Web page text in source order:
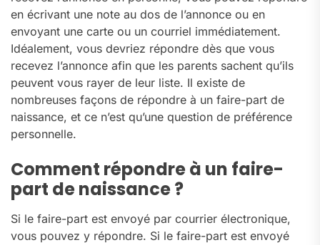
en écrivant une note au dos de l’annonce ou en
envoyant une carte ou un courriel immédiatement.
Idéalement, vous devriez répondre dès que vous
recevez l’annonce afin que les parents sachent qu’ils
peuvent vous rayer de leur liste. Il existe de
nombreuses façons de répondre à un faire-part de
naissance, et ce n’est qu’une question de préférence
personnelle.
Comment répondre à un faire-
part de naissance ?
Si le faire-part est envoyé par courrier électronique,
vous pouvez y répondre. Si le faire-part est envoyé